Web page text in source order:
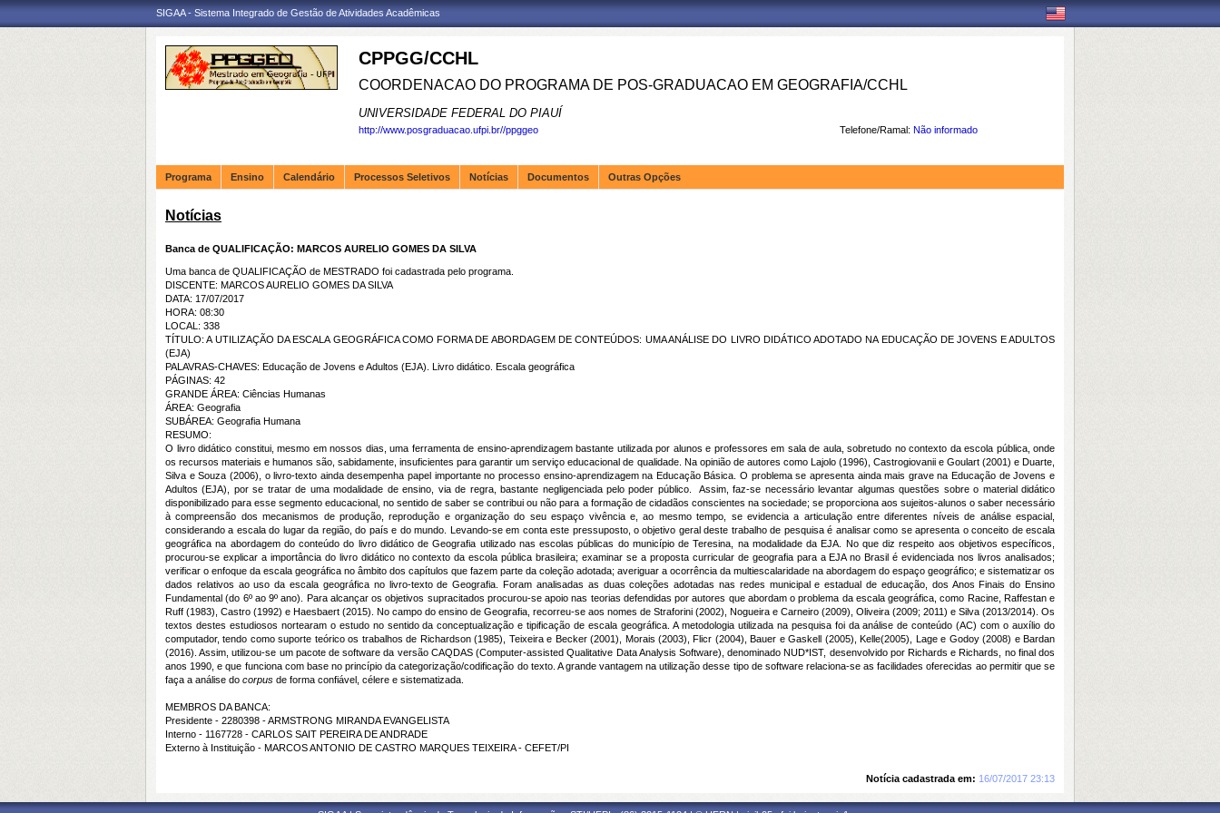
SIGAA - Sistema Integrado de Gestão de Atividades Acadêmicas
CPPGG/CCHL
COORDENACAO DO PROGRAMA DE POS-GRADUACAO EM GEOGRAFIA/CCHL
UNIVERSIDADE FEDERAL DO PIAUÍ
Telefone/Ramal: Não informado
http://www.posgraduacao.ufpi.br//ppggeo
Programa Ensino Calendário Processos Seletivos Notícias Documentos Outras Opções
Notícias
Banca de QUALIFICAÇÃO: MARCOS AURELIO GOMES DA SILVA
Uma banca de QUALIFICAÇÃO de MESTRADO foi cadastrada pelo programa.
DISCENTE: MARCOS AURELIO GOMES DA SILVA
DATA: 17/07/2017
HORA: 08:30
LOCAL: 338
TÍTULO: A UTILIZAÇÃO DA ESCALA GEOGRÁFICA COMO FORMA DE ABORDAGEM DE CONTEÚDOS: UMA ANÁLISE DO LIVRO DIDÁTICO ADOTADO NA EDUCAÇÃO DE JOVENS E ADULTOS
(EJA)
PALAVRAS-CHAVES: Educação de Jovens e Adultos (EJA). Livro didático. Escala geográfica
PÁGINAS: 42
GRANDE ÁREA: Ciências Humanas
ÁREA: Geografia
SUBÁREA: Geografia Humana
RESUMO:
O livro didático constitui, mesmo em nossos dias, uma ferramenta de ensino-aprendizagem bastante utilizada por alunos e professores em sala de aula, sobretudo no contexto da escola pública, onde
os recursos materiais e humanos são, sabidamente, insuficientes para garantir um serviço educacional de qualidade. Na opinião de autores como Lajolo (1996), Castrogiovanii e Goulart (2001) e Duarte,
Silva e Souza (2006), o livro-texto ainda desempenha papel importante no processo ensino-aprendizagem na Educação Básica. O problema se apresenta ainda mais grave na Educação de Jovens e
Adultos (EJA), por se tratar de uma modalidade de ensino, via de regra, bastante negligenciada pelo poder público. Assim, faz-se necessário levantar algumas questões sobre o material didático
disponibilizado para esse segmento educacional, no sentido de saber se contribui ou não para a formação de cidadãos conscientes na sociedade; se proporciona aos sujeitos-alunos o saber necessário
à compreensão dos mecanismos de produção, reprodução e organização do seu espaço vivência e, ao mesmo tempo, se evidencia a articulação entre diferentes níveis de análise espacial,
considerando a escala do lugar da região, do país e do mundo. Levando-se em conta este pressuposto, o objetivo geral deste trabalho de pesquisa é analisar como se apresenta o conceito de escala
geográfica na abordagem do conteúdo do livro didático de Geografia utilizado nas escolas públicas do município de Teresina, na modalidade da EJA. No que diz respeito aos objetivos específicos,
procurou-se explicar a importância do livro didático no contexto da escola pública brasileira; examinar se a proposta curricular de geografia para a EJA no Brasil é evidenciada nos livros analisados;
verificar o enfoque da escala geográfica no âmbito dos capítulos que fazem parte da coleção adotada; averiguar a ocorrência da multiescalaridade na abordagem do espaço geográfico; e sistematizar os
dados relativos ao uso da escala geográfica no livro-texto de Geografia. Foram analisadas as duas coleções adotadas nas redes municipal e estadual de educação, dos Anos Finais do Ensino
Fundamental (do 6º ao 9º ano). Para alcançar os objetivos supracitados procurou-se apoio nas teorias defendidas por autores que abordam o problema da escala geográfica, como Racine, Raffestan e
Ruff (1983), Castro (1992) e Haesbaert (2015). No campo do ensino de Geografia, recorreu-se aos nomes de Straforini (2002), Nogueira e Carneiro (2009), Oliveira (2009; 2011) e Silva (2013/2014). Os
textos destes estudiosos nortearam o estudo no sentido da conceptualização e tipificação de escala geográfica. A metodologia utilizada na pesquisa foi da análise de conteúdo (AC) com o auxílio do
computador, tendo como suporte teórico os trabalhos de Richardson (1985), Teixeira e Becker (2001), Morais (2003), Flicr (2004), Bauer e Gaskell (2005), Kelle(2005), Lage e Godoy (2008) e Bardan
(2016). Assim, utilizou-se um pacote de software da versão CAQDAS (Computer-assisted Qualitative Data Analysis Software), denominado NUD*IST, desenvolvido por Richards e Richards, no final dos
anos 1990, e que funciona com base no princípio da categorização/codificação do texto. A grande vantagem na utilização desse tipo de software relaciona-se as facilidades oferecidas ao permitir que se
faça a análise do corpus de forma confiável, célere e sistematizada.
MEMBROS DA BANCA:
Presidente - 2280398 - ARMSTRONG MIRANDA EVANGELISTA
Interno - 1167728 - CARLOS SAIT PEREIRA DE ANDRADE
Externo à Instituição - MARCOS ANTONIO DE CASTRO MARQUES TEIXEIRA - CEFET/PI
Notícia cadastrada em: 16/07/2017 23:13